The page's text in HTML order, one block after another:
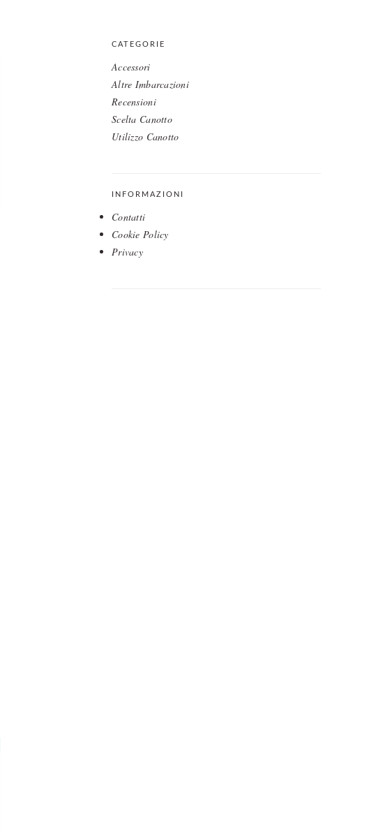
CATEGORIE
Accessori
Altre Imbarcazioni
Recensioni
Scelta Canotto
Utilizzo Canotto
INFORMAZIONI
Contatti
Cookie Policy
Privacy